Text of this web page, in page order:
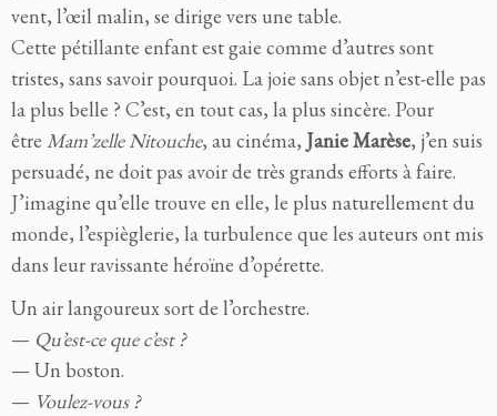
vent, l’œil malin, se dirige vers une table.
Cette pétillante enfant est gaie comme d’autres sont
tristes, sans savoir pourquoi. La joie sans objet n’est-elle pas
la plus belle ? C’est, en tout cas, la plus sincère. Pour
être Mam’zelle Nitouche, au cinéma, Janie Marèse, j’en suis
persuadé, ne doit pas avoir de très grands efforts à faire.
J’imagine qu’elle trouve en elle, le plus naturellement du
monde, l’espièglerie, la turbulence que les auteurs ont mis
dans leur ravissante héroïne d’opérette.
Un air langoureux sort de l’orchestre.
— Qu’est-ce que c’est ?
— Un boston.
— Voulez-vous ?